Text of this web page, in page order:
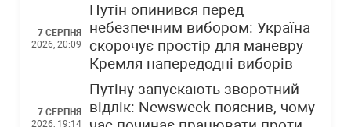
7 СЕРПНЯ
2026, 20:09
Путін опинився перед
небезпечним вибором: Україна
скорочує простір для маневру
Кремля напередодні виборів
7 СЕРПНЯ
2026, 19:14
Путіну запускають зворотний
відлік: Newsweek пояснив, чому